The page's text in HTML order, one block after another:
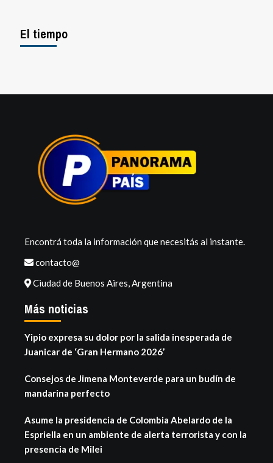
El tiempo
Encontrá toda la información que necesitás al instante.
contacto@
Ciudad de Buenos Aires, Argentina
Más noticias
Yipio expresa su dolor por la salida inesperada de
Juanicar de ‘Gran Hermano 2026’
Consejos de Jimena Monteverde para un budín de
mandarina perfecto
Asume la presidencia de Colombia Abelardo de la
Espriella en un ambiente de alerta terrorista y con la
presencia de Milei